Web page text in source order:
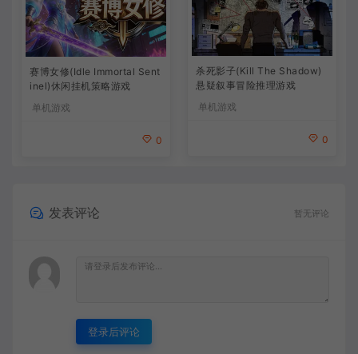
赛博女修(Idle Immortal Sent
inel)休闲挂机策略游戏
单机游戏
0
杀死影子(Kill The Shadow)
悬疑叙事冒险推理游戏
单机游戏
0
发表评论 暂无评论
登录后评论